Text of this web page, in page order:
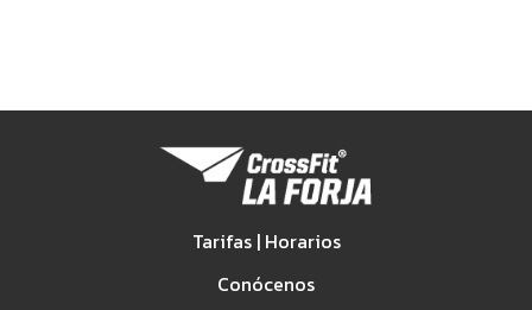
Tarifas | Horarios
Conócenos